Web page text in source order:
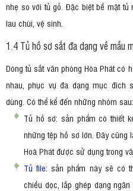
nhẹ so với tủ gỗ. Đặc biệt bề mặt tủ
lau chùi, vệ sinh.
1.4 Tủ hồ sơ sắt đa dạng về mẫu
Dòng tủ sắt văn phòng Hòa Phát có
nhau, phục vụ đa dạng mục đích
dùng. Có thể kể đến những nhóm sau:
Tủ hồ sơ: sản phẩm có thiết
những tệp hồ sơ lớn. Đây cũng
Hoà Phát được sử dụng trong
Tủ file: sản phẩm này sẽ có
chiều dọc, lắp ghép dạng